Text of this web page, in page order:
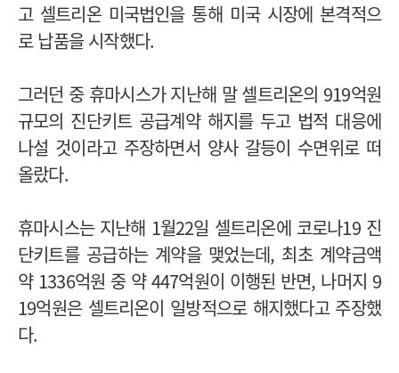
고 셀트리온 미국법인을 통해 미국 시장에 본격적으
로 납품을 시작했다.
그러던 중 휴마시스가 지난해 말 셀트리온의 919억원
규모의 진단키트 공급계약 해지를 두고 법적 대응에
나설 것이라고 주장하면서 양사 갈등이 수면위로 떠
올랐다.
휴마시스는 지난해 1월22일 셀트리온에 코로나19 진
단키트를 공급하는 계약을 맺었는데, 최초 계약금액
약 1336억원 중 약 447억원이 이행된 반면, 나머지 9
19억원은 셀트리온이 일방적으로 해지했다고 주장했
다.